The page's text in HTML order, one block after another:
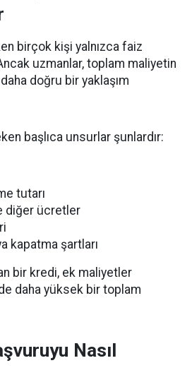
birçok kişi yalnızca faiz
uzmanlar, toplam maliyetin
doğru bir yaklaşım
başlıca unsurlar şunlardır:
tutarı
diğer ücretler
kapatma şartları
bir kredi, ek maliyetler
daha yüksek bir toplam
Nasıl